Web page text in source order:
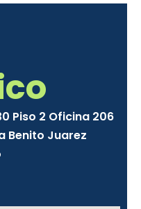
Piso 2 Oficina 206
Benito Juarez